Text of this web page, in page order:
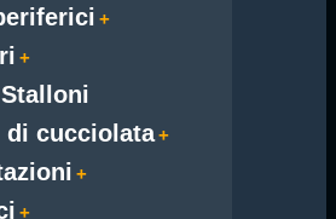
di cucciolata